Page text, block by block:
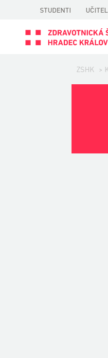
STUDENTI
ZSHK >